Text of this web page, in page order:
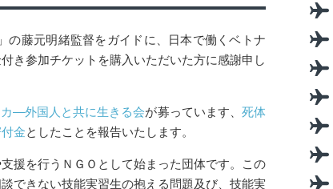
」の藤元明緒監督をガイドに、日本で働くベトナ
き参加チケットを購入いただいた方に感謝申し
―外国人と共に生きる会が募っています、 死体
金としたことを報告いたします。
援を行うＮＧＯとして始まった団体です。
この
できない技能実習生の抱える問題及び、技能実